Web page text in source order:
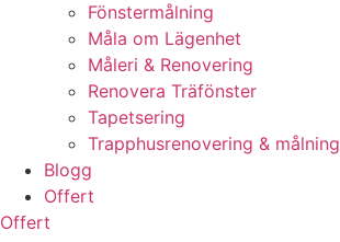
Fönstermålning
Måla om Lägenhet
Måleri & Renovering
Renovera Träfönster
Tapetsering
Trapphusrenovering & målning
Blogg
Offert
Offert